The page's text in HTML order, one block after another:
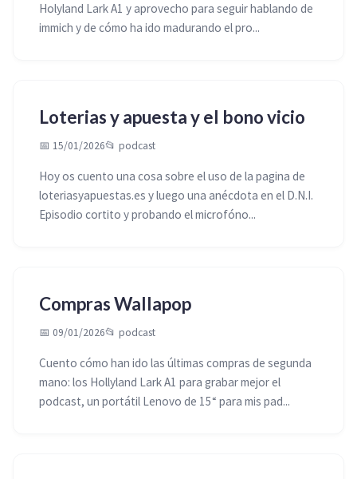
Holyland Lark A1 y aprovecho para seguir hablando de
immich y de cómo ha ido madurando el pro...
Loterias y apuesta y el bono vicio
📅 15/01/2026📂 podcast
Hoy os cuento una cosa sobre el uso de la pagina de
loteriasyapuestas.es y luego una anécdota en el D.N.I.
Episodio cortito y probando el microfóno...
Compras Wallapop
📅 09/01/2026📂 podcast
Cuento cómo han ido las últimas compras de segunda
mano: los Hollyland Lark A1 para grabar mejor el
podcast, un portátil Lenovo de 15“ para mis pad...